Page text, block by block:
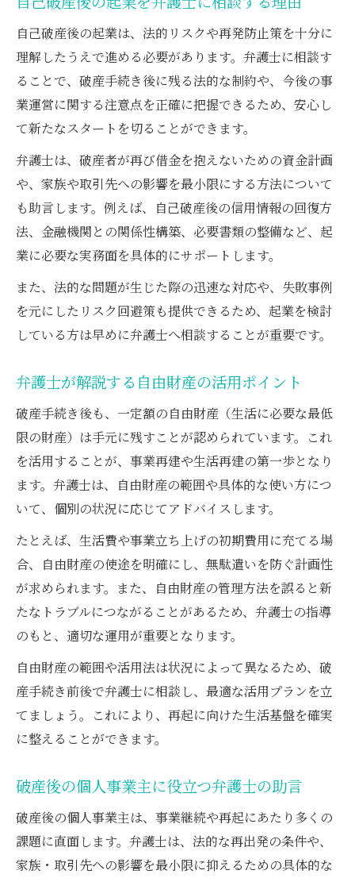
自己破産後の起業は、法的リスクや再発防止策を十分に
理解したうえで進める必要があります。弁護士に相談す
ることで、破産手続き後に残る法的な制約や、今後の事
業運営に関する注意点を正確に把握できるため、安心し
て新たなスタートを切ることができます。
弁護士は、破産者が再び借金を抱えないための資金計画
や、家族や取引先への影響を最小限にする方法について
も助言します。例えば、自己破産後の信用情報の回復方
法、金融機関との関係性構築、必要書類の整備など、起
業に必要な実務面を具体的にサポートします。
また、法的な問題が生じた際の迅速な対応や、失敗事例
を元にしたリスク回避策も提供できるため、起業を検討
している方は早めに弁護士へ相談することが重要です。
弁護士が解説する自由財産の活用ポイント
破産手続き後も、一定額の自由財産（生活に必要な最低
限の財産）は手元に残すことが認められています。これ
を活用することが、事業再建や生活再建の第一歩となり
ます。弁護士は、自由財産の範囲や具体的な使い方につ
いて、個別の状況に応じてアドバイスします。
たとえば、生活費や事業立ち上げの初期費用に充てる場
合、自由財産の使途を明確にし、無駄遣いを防ぐ計画性
が求められます。また、自由財産の管理方法を誤ると新
たなトラブルにつながることがあるため、弁護士の指導
のもと、適切な運用が重要となります。
自由財産の範囲や活用法は状況によって異なるため、破
産手続き前後で弁護士に相談し、最適な活用プランを立
てましょう。これにより、再起に向けた生活基盤を確実
に整えることができます。
破産後の個人事業主に役立つ弁護士の助言
破産後の個人事業主は、事業継続や再起にあたり多くの
課題に直面します。弁護士は、法的な再出発の条件や、
家族・取引先への影響を最小限に抑えるための具体的な